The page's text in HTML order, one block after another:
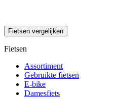
Fietsen vergelijken
Fietsen
Assortiment
Gebruikte fietsen
E-bike
Damesfiets